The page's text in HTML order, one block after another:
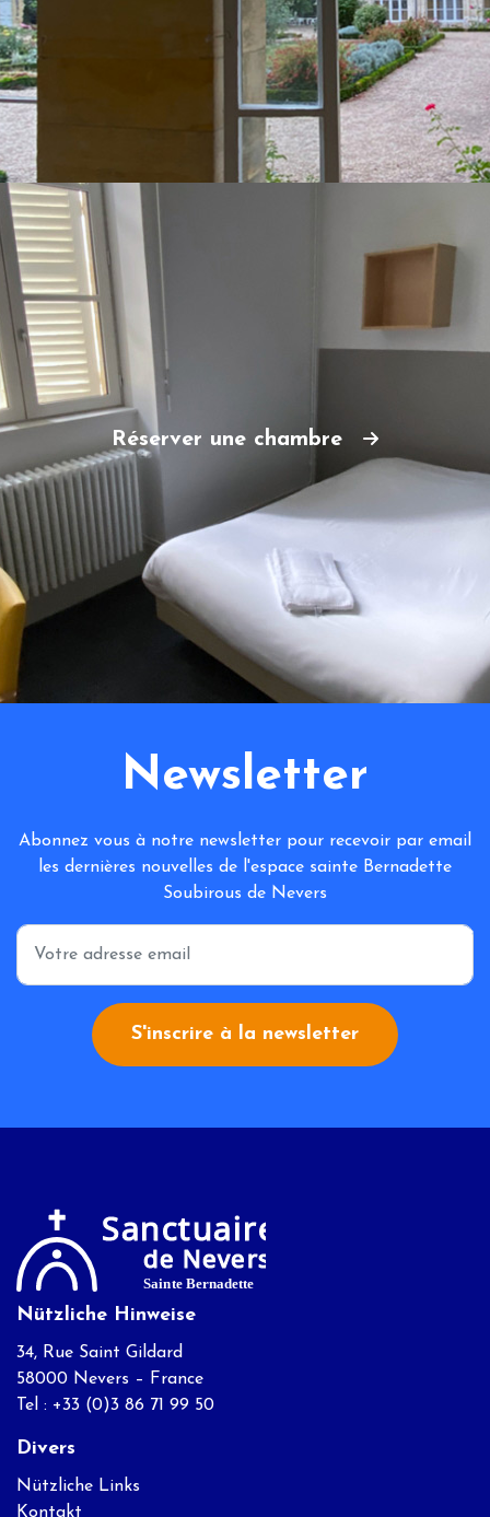
Réserver une chambre
Newsletter
Abonnez vous à notre newsletter pour recevoir par email
les dernières nouvelles de l'espace sainte Bernadette
Soubirous de Nevers
*
S'inscrire à la newsletter
Nützliche Hinweise
34, Rue Saint Gildard
58000 Nevers – France
Tel : +33 (0)3 86 71 99 50
Divers
Nützliche Links
Kontakt